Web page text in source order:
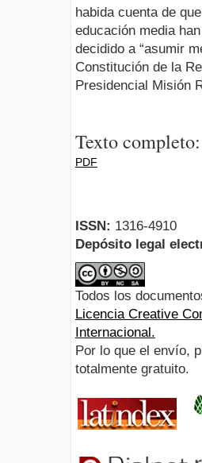
habida cuenta de
educación media
decidido a “asumir
Constitución de la
Presidencial Misión
Texto completo:
PDF
ISSN: 1316-4910
Depósito legal
Todos los
Licencia Creative
Internacional.
Por lo que el envío,
totalmente gratuito.